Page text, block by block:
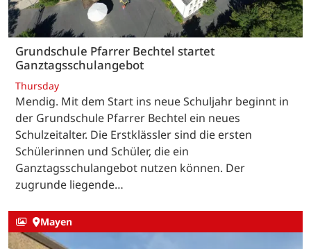
Grundschule Pfarrer Bechtel startet
Ganztagsschulangebot
Thursday
Mendig. Mit dem Start ins neue Schuljahr beginnt in
der Grundschule Pfarrer Bechtel ein neues
Schulzeitalter. Die Erstklässler sind die ersten
Schülerinnen und Schüler, die ein
Ganztagsschulangebot nutzen können. Der
zugrunde liegende…
Mayen